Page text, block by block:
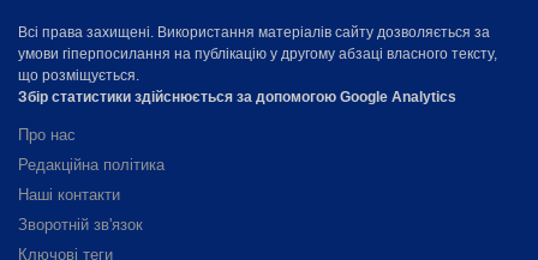
Всі права захищені. Використання матеріалів сайту дозволяється за
умови гіперпосилання на публікацію у другому абзаці власного тексту,
що розміщується.
Збір статистики здійснюється за допомогою Google Analytics
Про нас
Редакційна політика
Наші контакти
Зворотній зв'язок
Ключові теги